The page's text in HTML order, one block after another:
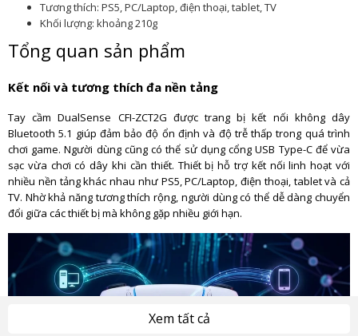
Tương thích: PS5, PC/Laptop, điện thoại, tablet, TV
Khối lượng: khoảng 210g
Tổng quan sản phẩm
Kết nối và tương thích đa nền tảng
Tay cầm DualSense CFI-ZCT2G được trang bị kết nối không dây
Bluetooth 5.1 giúp đảm bảo độ ổn định và độ trễ thấp trong quá trình
chơi game. Người dùng cũng có thể sử dụng cổng USB Type-C để vừa
sạc vừa chơi có dây khi cần thiết. Thiết bị hỗ trợ kết nối linh hoạt với
nhiều nền tảng khác nhau như PS5, PC/Laptop, điện thoại, tablet và cả
TV. Nhờ khả năng tương thích rộng, người dùng có thể dễ dàng chuyển
đổi giữa các thiết bị mà không gặp nhiều giới hạn.
Xem tất cả